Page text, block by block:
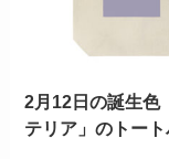
2月12日の誕生色
テリア」のトー